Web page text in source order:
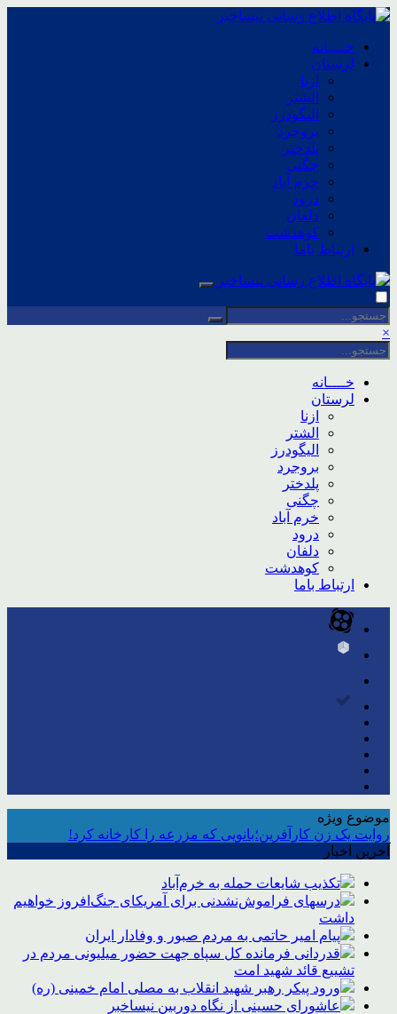
خــــانه
لرستان
ازنا
الشتر
الیگودرز
بروجرد
پلدختر
چگنی
خرم آباد
درود
دلفان
کوهدشت
ارتباط باما
×
خــــانه
لرستان
ازنا
الشتر
الیگودرز
بروجرد
پلدختر
چگنی
خرم آباد
درود
دلفان
کوهدشت
ارتباط باما
موضوع ویژه
روایت یک زن کارآفرین؛بانویی که مزرعه را کارخانه کرد!
آخرین اخبار
تکذیب شایعات حمله به خرم‌آباد
درسهای فراموش‌نشدنی برای آمریکای جنگ‌افروز خواهیم
داشت
پیام امیر حاتمی به مردم صبور و وفادار ایران
قدردانی فرمانده کل سپاه جهت حضور میلیونی مردم در
تشییع قائد شهید امت
ورود پیکر رهبر شهید انقلاب به مصلی امام خمینی (ره)
عاشورای حسینی از نگاه دوربین نیساخبر